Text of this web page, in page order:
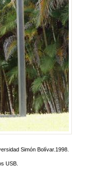
Simón Bolívar.1998.
USB.